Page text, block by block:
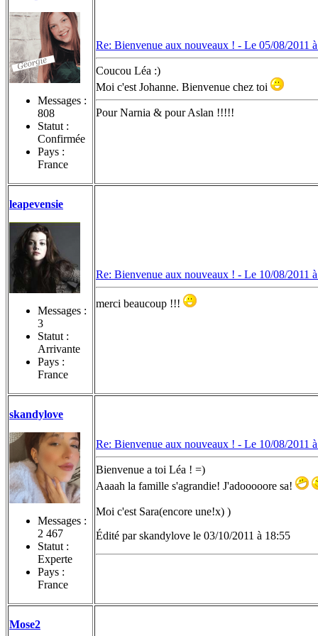
Messages :
808
Statut :
Confirmée
Pays :
France
Re: Bienvenue aux nouveaux ! - Le 05/08/2011
Coucou Léa :)
Moi c'est Johanne. Bienvenue chez toi
Pour Narnia & pour Aslan !!!!!
leapevensie
Messages :
3
Statut :
Arrivante
Pays :
France
Re: Bienvenue aux nouveaux ! - Le 10/08/2011
merci beaucoup !!!
skandylove
Messages :
2 467
Statut :
Experte
Pays :
France
Re: Bienvenue aux nouveaux ! - Le 10/08/2011
Bienvenue a toi Léa ! =)
Aaaah la famille s'agrandie! J'adooooore sa!
Moi c'est Sara(encore une!x) )
Édité par skandylove le 03/10/2011 à 18:55
Mose2